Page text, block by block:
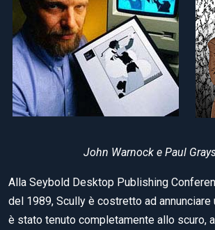
John Warnock e Paul
Alla Seybold Desktop Publishing
del 1989, Scully è costretto ad annunciare
è stato tenuto completamente allo scuro,